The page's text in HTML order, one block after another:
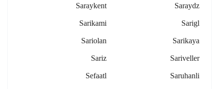
Saraydz
Saraykent
Sarigl
Sarikami
Sarikaya
Sariolan
Sariveller
Sariz
Saruhanli
Sefaatl